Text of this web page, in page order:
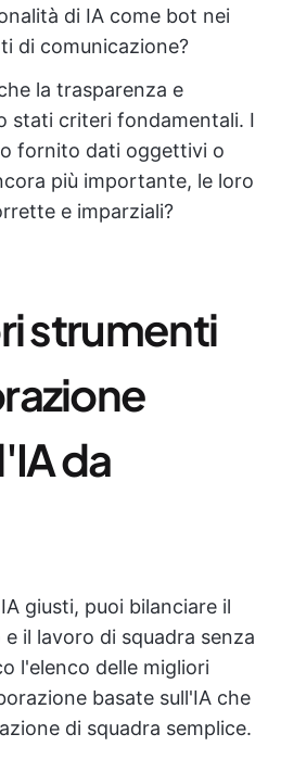
di IA come bot nei
di comunicazione?
la trasparenza e
stati criteri fondamentali. I
fornito dati oggettivi o
più importante, le loro
e imparziali?
strumenti
da
giusti, puoi bilanciare il
il lavoro di squadra senza
l'elenco delle migliori
basate sull'IA che
di squadra semplice.